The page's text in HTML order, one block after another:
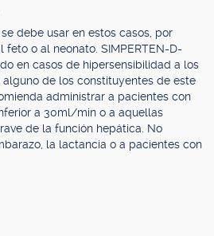
debe usar en estos casos, por
feto o al neonato. SIMPERTEN-D-
en casos de hipersensibilidad a los
de los constituyentes de este
administrar a pacientes con
a 30ml/min o a aquellas
de la función hepática. No
la lactancia o a pacientes con